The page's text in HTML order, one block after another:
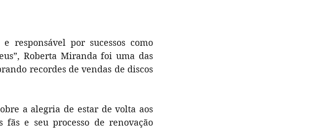
responsável por sucessos como
Roberta Miranda foi uma das
recordes de vendas de discos
a alegria de estar de volta aos
fãs e seu processo de renovação